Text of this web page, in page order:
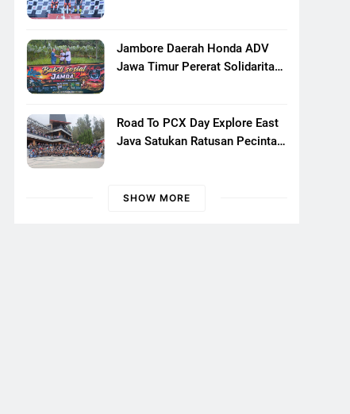
Putaran Ke 3
Jambore Daerah Honda ADV
Jawa Timur Pererat Solidaritas
Banyuwangi
Road To PCX Day Explore East
Java Satukan Ratusan Pecinta
SHOW MORE